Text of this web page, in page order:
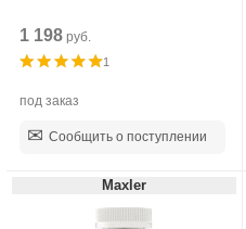
1 198руб.
1
под заказ
Сообщить о поступлении
Maxler